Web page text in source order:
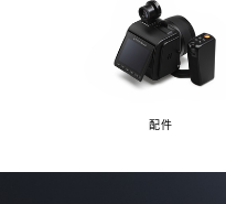
配件